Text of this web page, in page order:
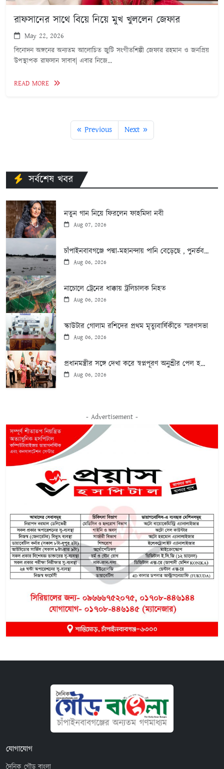
রাফসানের সাথে বিয়ে নিয়ে মুখ খুললেন জেফার
May 22, 2026
বিনোদন অঙ্গনের অন্যতম আলোচিত জুটি সংগীতশিল্পী জেফার রহমান ও জনপ্রিয়
উপস্থাপক রাফসান সাবাব| এবার নিজে...
READ MORE
« Previous Next »
সর্বশেষ খবর
নতুন গান নিয়ে ফিরলেন ফাহমিদা নবী
Aug 07, 2026
চাঁপাইনবাবগঞ্জে পদ্মা-মহানন্দায় পানি বেড়েছে , পুনর্ভব...
Aug 06, 2026
নাচোলে ট্রেনের ধাক্কায় ট্রলিচালক নিহত
Aug 06, 2026
স্কাউটার গোলাম রশিদের প্রথম মৃত্যুবার্ষিকীতে স্মরণসভা
Aug 06, 2026
প্রধানমন্ত্রীর সঙ্গে দেখা করে স্বপ্নপূরণ অনুশ্রীর পেল হ...
Aug 06, 2026
- Advertisement -
যোগাযোগ